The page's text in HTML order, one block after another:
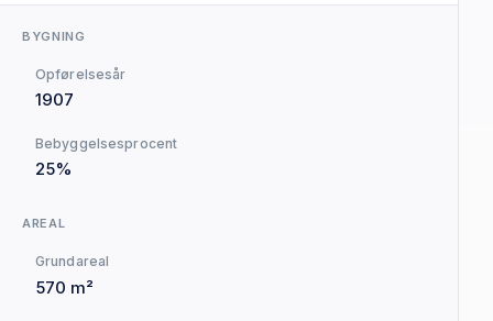
BYGNING
Opførelsesår
1907
Bebyggelsesprocent
25%
AREAL
Grundareal
570 m²